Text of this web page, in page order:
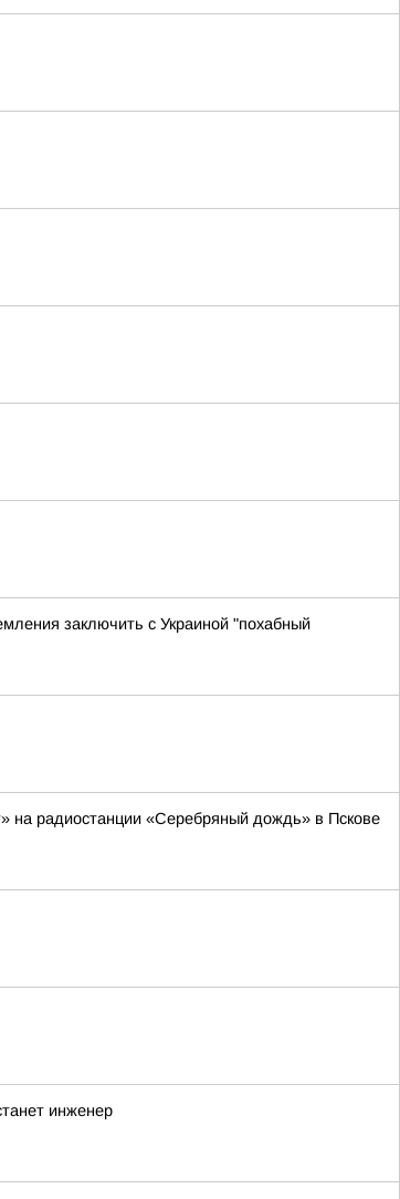
заключить с Украиной "похабный
на радиостанции «Серебряный дождь» в Пскове
инженер